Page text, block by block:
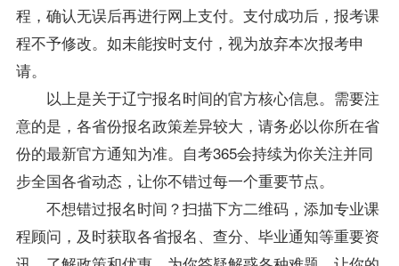
程，确认无误后再进行网上支付。支付成功后，报考课
程不予修改。如未能按时支付，视为放弃本次报考申
请。
以上是关于辽宁报名时间的官方核心信息。需要注
意的是，各省份报名政策差异较大，请务必以你所在省
份的最新官方通知为准。自考365会持续为你关注并同
步全国各省动态，让你不错过每一个重要节点。
不想错过报名时间？扫描下方二维码，添加专业课
程顾问，及时获取各省报名、查分、毕业通知等重要资